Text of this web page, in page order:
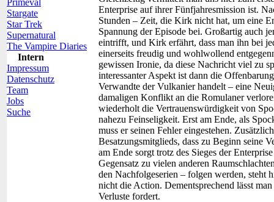
Primeval
Stargate
Star Trek
Supernatural
The Vampire Diaries
Intern
Impressum
Datenschutz
Team
Jobs
Suche
Enterprise auf ihrer Fünfjahresmission ist.
Stunden – Zeit, die Kirk nicht hat, um eine
Spannung der Episode bei. Großartig auch
eintrifft, und Kirk erfährt, dass man ihn bei
einerseits freudig und wohlwollend
gewissen Ironie, da diese Nachricht viel zu
interessanter Aspekt ist dann die
Verwandte der Vulkanier handelt – eine
damaligen Konflikt an die Romulaner
wiederholt die Vertrauenswürdigkeit von
nahezu Feinseligkeit. Erst am Ende, als
muss er seinen Fehler eingestehen.
Besatzungsmitglieds, dass zu Beginn seine
am Ende sorgt trotz des Sieges der
Gegensatz zu vielen anderen
den Nachfolgeserien – folgen werden, steht
nicht die Action. Dementsprechend lässt
Verluste fordert.